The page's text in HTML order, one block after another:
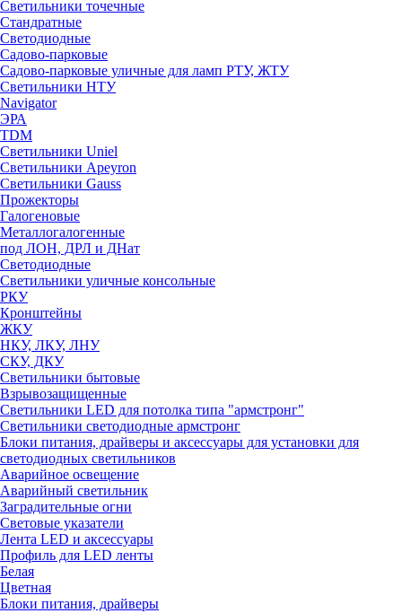
Светильники точечные
Стандратные
Светодиодные
Садово-парковые
Садово-парковые уличные для ламп РТУ, ЖТУ
Светильники НТУ
Navigator
ЭРА
TDM
Светильники Uniel
Светильники Apeyron
Светильники Gauss
Прожекторы
Галогеновые
Металлогалогенные
под ЛОН, ДРЛ и ДНат
Светодиодные
Светильники уличные консольные
РКУ
Кронштейны
ЖКУ
НКУ, ЛКУ, ЛНУ
СКУ, ДКУ
Светильники бытовые
Взрывозащищенные
Светильники LED для потолка типа "армстронг"
Светильники светодиодные армстронг
Блоки питания, драйверы и аксессуары для установки для
светодиодных светильников
Аварийное освещение
Аварийный светильник
Заградительные огни
Световые указатели
Лента LED и аксессуары
Профиль для LED ленты
Белая
Цветная
Блоки питания, драйверы